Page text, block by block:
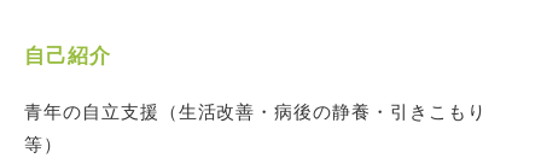
自己紹介
青年の自立支援（生活改善・病後の静養・引きこもり
等）